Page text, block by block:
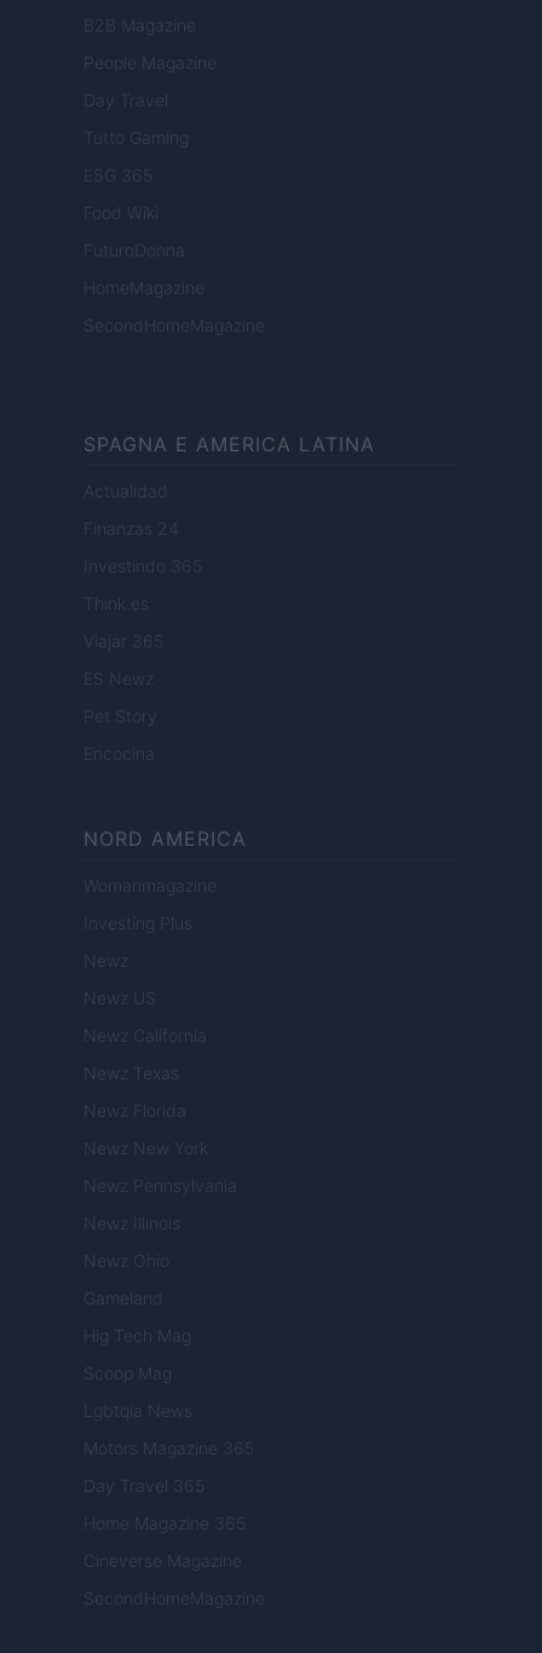
B2B Magazine
People Magazine
Day Travel
Tutto Gaming
ESG 365
Food Wiki
FuturoDonna
HomeMagazine
SecondHomeMagazine
SPAGNA E AMERICA LATINA
Actualidad
Finanzas 24
Investindo 365
Think.es
Viajar 365
ES Newz
Pet Story
Encocina
NORD AMERICA
Womanmagazine
Investing Plus
Newz
Newz US
Newz California
Newz Texas
Newz Florida
Newz New York
Newz Pennsylvania
Newz Illinois
Newz Ohio
Gameland
Hig Tech Mag
Scoop Mag
Lgbtqia News
Motors Magazine 365
Day Travel 365
Home Magazine 365
Cineverse Magazine
SecondHomeMagazine